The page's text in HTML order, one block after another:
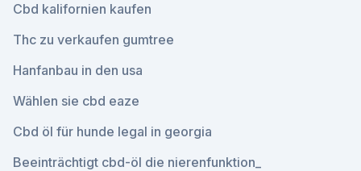
Cbd kalifornien kaufen
Thc zu verkaufen gumtree
Hanfanbau in den usa
Wählen sie cbd eaze
Cbd öl für hunde legal in georgia
Beeinträchtigt cbd-öl die nierenfunktion_